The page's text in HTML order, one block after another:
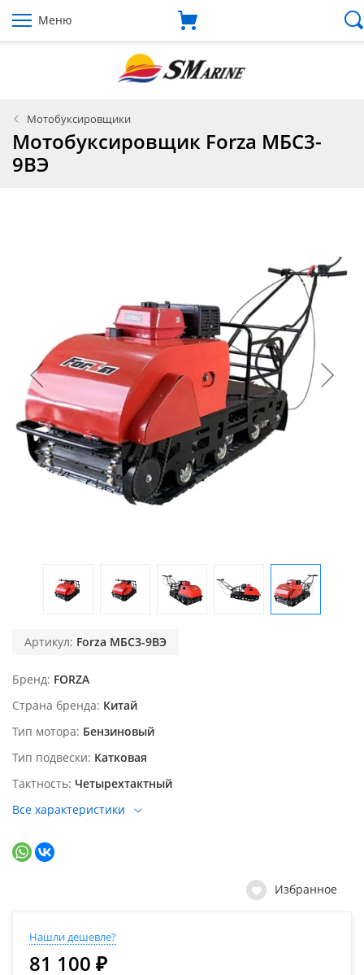
Меню
Мотобуксировщики
Мотобуксировщик Forza МБС3-
9ВЭ
Артикул: Forza МБС3-9ВЭ
Бренд FORZA
Страна бренда Китай
Тип мотора Бензиновый
Тип подвески Катковая
Тактность Четырехтактный
Все характеристики
Избранное
Нашли дешевле?
81 100 ₽